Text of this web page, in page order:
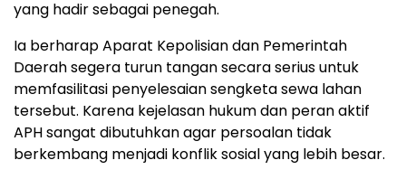
yang hadir sebagai penegah.
Ia berharap Aparat Kepolisian dan Pemerintah
Daerah segera turun tangan secara serius untuk
memfasilitasi penyelesaian sengketa sewa lahan
tersebut. Karena kejelasan hukum dan peran aktif
APH sangat dibutuhkan agar persoalan tidak
berkembang menjadi konflik sosial yang lebih besar.